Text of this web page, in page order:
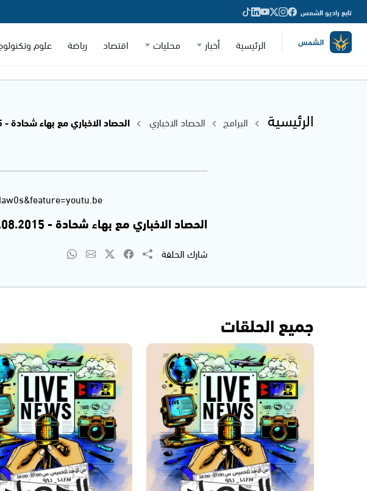
تابع راديو الشمس
الرئيسية أخبار محليات اقتصاد رياضة علوم
الرئيسية البرامج الحصاد الاخباري
الحصاد الاخباري مع بهاء شحادة - 27.08.2015
الحصاد الاخباري مع بهاء شحادة - 27.08.2015
شارك الحلقة
جميع الحلقات